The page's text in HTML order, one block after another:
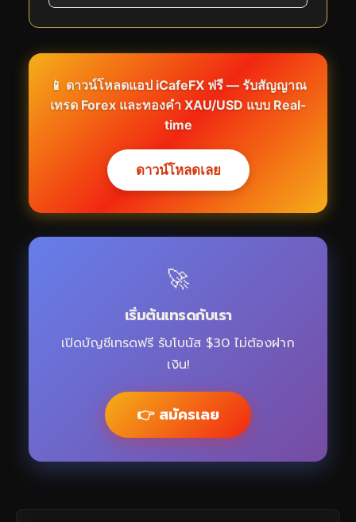
📱 ดาวน์โหลดแอป iCafeFX ฟรี — รับสัญญาณ
เทรด Forex และทองคำ XAU/USD แบบ Real-
time
ดาวน์โหลดเลย
🚀
เริ่มต้นเทรดกับเรา
เปิดบัญชีเทรดฟรี รับโบนัส $30 ไม่ต้องฝาก
เงิน!
👉 สมัครเลย